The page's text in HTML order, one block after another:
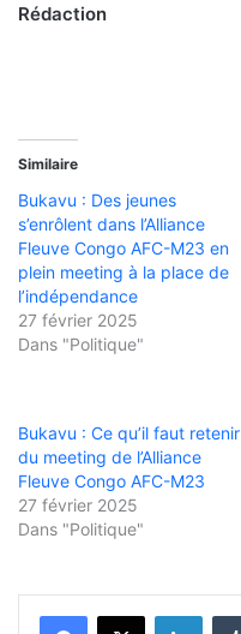
Rédaction
Similaire
Bukavu : Des jeunes
s’enrôlent dans l’Alliance
Fleuve Congo AFC-M23 en
plein meeting à la place de
l’indépendance
27 février 2025
Dans "Politique"
Bukavu : Ce qu’il faut retenir
du meeting de l’Alliance
Fleuve Congo AFC-M23
27 février 2025
Dans "Politique"